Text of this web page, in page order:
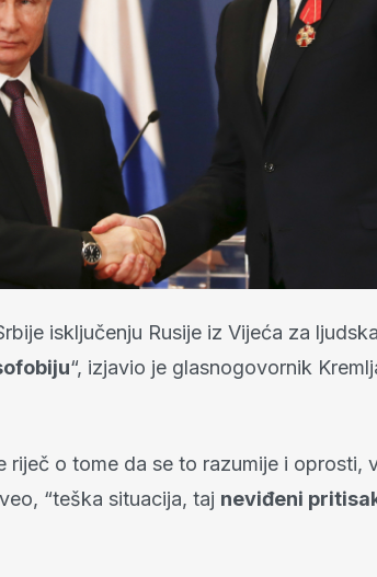
isključenju Rusije iz Vijeća za
“, izjavio je glasnogovornik
riječ o tome da se to razumije i oprosti,
“teška situacija, taj neviđeni